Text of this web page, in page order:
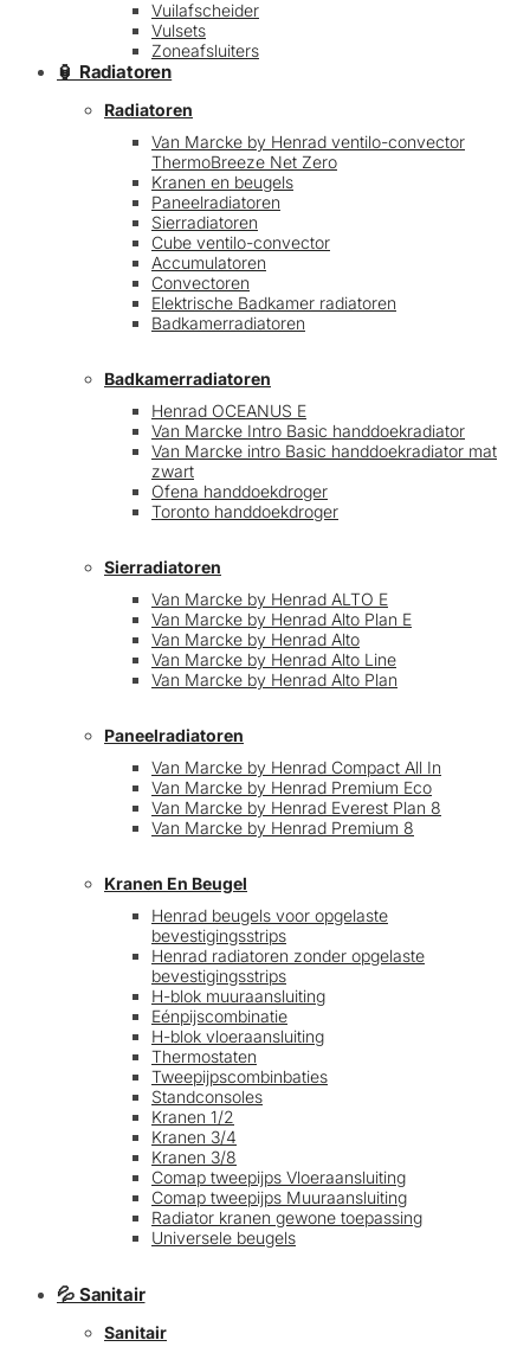
Vuilafscheider
Vulsets
Zoneafsluiters
🏮 Radiatoren
Radiatoren
Van Marcke by Henrad ventilo-convector
ThermoBreeze Net Zero
Kranen en beugels
Paneelradiatoren
Sierradiatoren
Cube ventilo-convector
Accumulatoren
Convectoren
Elektrische Badkamer radiatoren
Badkamerradiatoren
Badkamerradiatoren
Henrad OCEANUS E
Van Marcke Intro Basic handdoekradiator
Van Marcke intro Basic handdoekradiator mat
zwart
Ofena handdoekdroger
Toronto handdoekdroger
Sierradiatoren
Van Marcke by Henrad ALTO E
Van Marcke by Henrad Alto Plan E
Van Marcke by Henrad Alto
Van Marcke by Henrad Alto Line
Van Marcke by Henrad Alto Plan
Paneelradiatoren
Van Marcke by Henrad Compact All In
Van Marcke by Henrad Premium Eco
Van Marcke by Henrad Everest Plan 8
Van Marcke by Henrad Premium 8
Kranen En Beugel
Henrad beugels voor opgelaste
bevestigingsstrips
Henrad radiatoren zonder opgelaste
bevestigingsstrips
H-blok muuraansluiting
Eénpijscombinatie
H-blok vloeraansluiting
Thermostaten
Tweepijpscombinbaties
Standconsoles
Kranen 1/2
Kranen 3/4
Kranen 3/8
Comap tweepijps Vloeraansluiting
Comap tweepijps Muuraansluiting
Radiator kranen gewone toepassing
Universele beugels
💦 Sanitair
Sanitair